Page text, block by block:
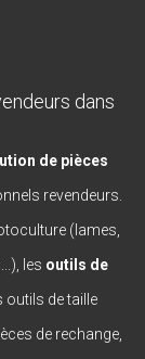
dans
de pièces
revendeurs.
(lames,
les outils de
outils de taille
de rechange,